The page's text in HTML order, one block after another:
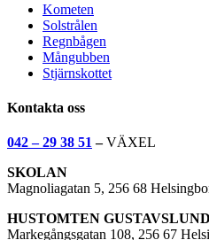
Kometen
Solstrålen
Regnbågen
Mångubben
Stjärnskottet
Kontakta oss
042 – 29 38 51–VÄXEL
SKOLAN
Magnoliagatan 5, 256 68
HUSTOMTEN GUSTAVSLUND
Markegångsgatan 108, 256 67